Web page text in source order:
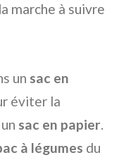
marche à suivre
un sac en
éviter la
sac en papier.
à légumes du